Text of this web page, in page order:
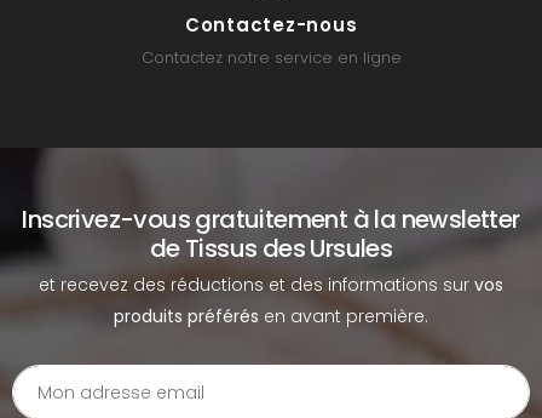
Contactez-nous
Contactez notre service en ligne
Inscrivez-vous gratuitement à la newsletter
de Tissus des Ursules
et recevez des réductions et des informations sur vos
produits préférés en avant première.